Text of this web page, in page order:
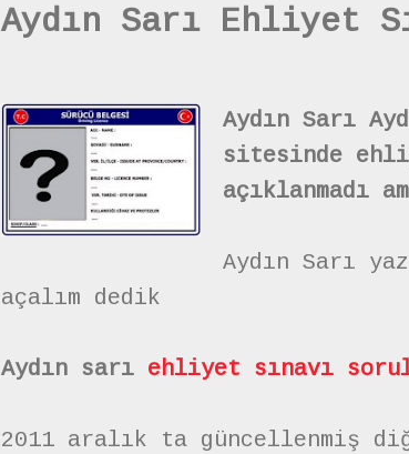
Aydın Sarı Ehliyet
Aydın Sarı
sitesinde
açıklanmadı
Aydın Sarı
açalım dedik
Aydın sarı ehliyet sınavı
2011 aralık ta güncellenmiş